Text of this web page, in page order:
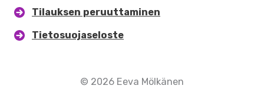
Tilauksen peruuttaminen
Tietosuojaseloste
© 2026 Eeva Mölkänen